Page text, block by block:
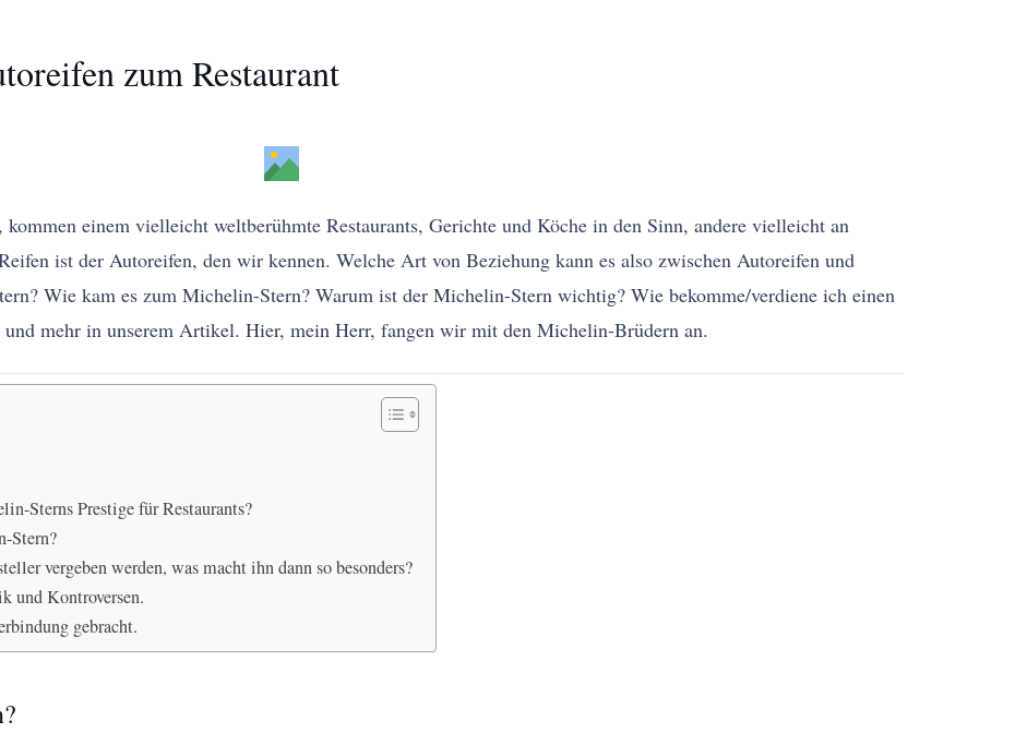
zum Restaurant
kommen einem vielleicht weltberühmte Restaurants, Gerichte und Köche in den Sinn, andere vielleicht an
ist der Autoreifen, den wir kennen. Welche Art von Beziehung kann es also zwischen Autoreifen und
Wie kam es zum Michelin-Stern? Warum ist der Michelin-Stern wichtig? Wie bekomme/verdiene ich einen
mehr in unserem Artikel. Hier, mein Herr, fangen wir mit den Michelin-Brüdern an.
Sterns Prestige für Restaurants?
Stern?
vergeben werden, was macht ihn dann so besonders?
und Kontroversen.
gebracht.